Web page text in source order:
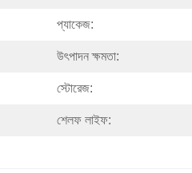
প্যাকেজ:
উৎপাদন ক্ষমতা:
স্টোরেজ:
শেলফ লাইফ: